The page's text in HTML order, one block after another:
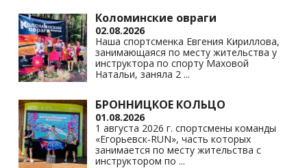
Коломинские овраги
02.08.2026
Наша спортсменка Евгения Кириллова,
занимающаяся по месту жительства у
инструктора по спорту Маховой
Натальи, заняла 2 ...
БРОННИЦКОЕ КОЛЬЦО
01.08.2026
1 августа 2026 г. спортсмены команды
«Егорьевск-RUN», часть которых
занимается по месту жительства с
инструктором по ...